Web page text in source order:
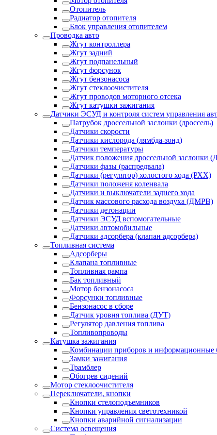
Отопитель
Радиатор отопителя
Блок управления отопителем
Проводка авто
Жгут контроллера
Жгут задний
Жгут подпанельный
Жгут форсунок
Жгут бензонасоса
Жгут стеклоочистителя
Жгут проводов моторного отсека
Жгут катушки зажигания
Датчики ЭСУД и контроля систем управления
Патрубок дроссельной заслонки (дроссель)
Датчики скорости
Датчики кислорода (лямбда-зонд)
Датчики температуры
Датчик положения дроссельной заслонки
Датчики фазы (распредвала)
Датчики (регулятор) холостого хода (РХХ)
Датчики положеня коленвала
Датчики и выключатели заднего хода
Датчик массового расхода воздуха (ДМРВ)
Датчики детонации
Датчики ЭСУД вспомогательные
Датчики автомобильные
Датчики адсорбера (клапан адсорбера)
Топливная система
Адсорберы
Клапана топливные
Топливная рампа
Бак топливный
Мотор бензонасоса
Форсунки топливные
Бензонасос в сборе
Датчик уровня топлива (ДУТ)
Регулятор давления топлива
Топливопроводы
Катушка зажигания
Комбинации приборов и информационные
Замки зажигания
Трамблер
Обогрев сидений
Мотор стеклоочистителя
Переключатели, кнопки
Кнопки стелоподъемников
Кнопки управления светотехникой
Кнопки аварийной сигнализации
Система освещения